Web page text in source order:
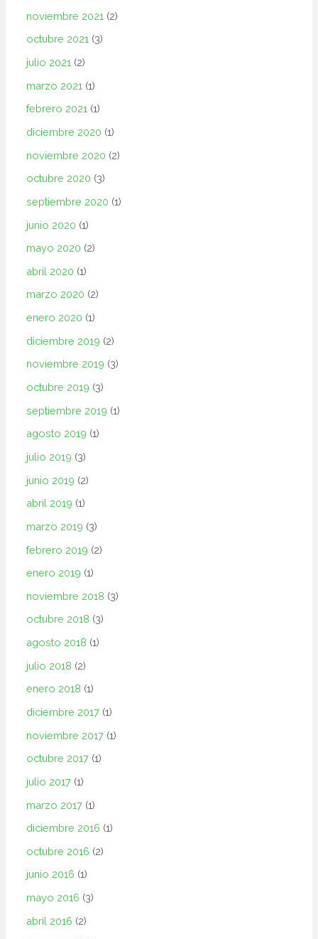
noviembre 2021 (2)
octubre 2021 (3)
julio 2021 (2)
marzo 2021 (1)
febrero 2021 (1)
diciembre 2020 (1)
noviembre 2020 (2)
octubre 2020 (3)
septiembre 2020 (1)
junio 2020 (1)
mayo 2020 (2)
abril 2020 (1)
marzo 2020 (2)
enero 2020 (1)
diciembre 2019 (2)
noviembre 2019 (3)
octubre 2019 (3)
septiembre 2019 (1)
agosto 2019 (1)
julio 2019 (3)
junio 2019 (2)
abril 2019 (1)
marzo 2019 (3)
febrero 2019 (2)
enero 2019 (1)
noviembre 2018 (3)
octubre 2018 (3)
agosto 2018 (1)
julio 2018 (2)
enero 2018 (1)
diciembre 2017 (1)
noviembre 2017 (1)
octubre 2017 (1)
julio 2017 (1)
marzo 2017 (1)
diciembre 2016 (1)
octubre 2016 (2)
junio 2016 (1)
mayo 2016 (3)
abril 2016 (2)